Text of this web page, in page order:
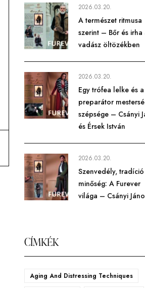
2026.03.20.
A természet ritmusa
szerint – Bőr és irha
vadász öltözékben
2026.03.20.
Egy trófea lelke és a
preparátor
szépsége – Csányi
és Érsek István
2026.03.20.
Szenvedély,
minőség: A Furever
világa – Csányi
CÍMKÉK
Aging And Distressing Techniques